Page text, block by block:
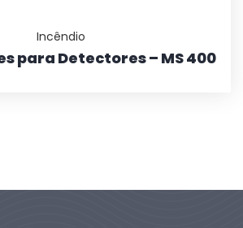
Incêndio
para Detectores – MS 400